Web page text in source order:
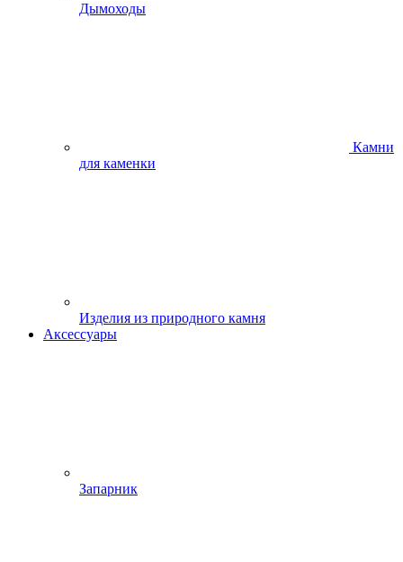
Дымоходы
Камни
для каменки
Изделия из природного камня
Аксессуары
Запарник